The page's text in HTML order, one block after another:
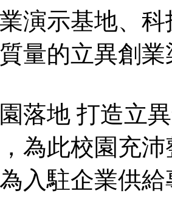
演示基地、
量的立異創業
地 打造立異
為此校園充
入駐企業供